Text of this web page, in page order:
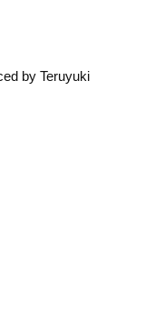
by Teruyuki